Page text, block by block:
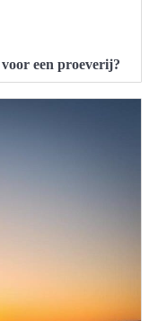
een proeverij?